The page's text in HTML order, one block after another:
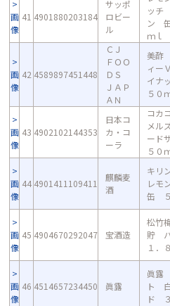
画
像
41 4901880203184
サッポ
ロビー
ル
ッチ
ン
ｍｌ
画
像
42 4589897451448
ＣＪ
ＦＯＯ
ＤＳ
ＪＡＰ
ＡＮ
美酢
ィー
イナ
５０
画
像
43 4902102144353
日本コ
カ・コ
ーラ
コカ
メル
ード
５０
画
像
44 4901411109411
麒麟麦
酒
キリ
レモ
缶 ５
画
像
45 4904670292047 宝酒造
松
貯
１．
画
像
46 4514657234450 眞露
眞露
ト
ド